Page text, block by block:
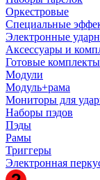
Оркестровые
Специальные
Электронные
Аксессуары и
Готовые комплекты
Модули
Модуль+рама
Мониторы для
Наборы пэдов
Пэды
Рамы
Триггеры
Электронная